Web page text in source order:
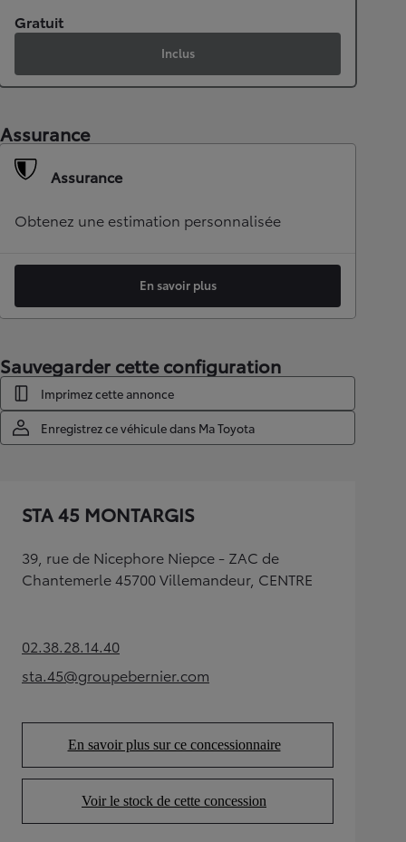
Gratuit
Inclus
Assurance
Assurance
Obtenez une estimation personnalisée
En savoir plus
Sauvegarder cette configuration
Imprimez cette annonce
Enregistrez ce véhicule dans Ma Toyota
STA 45 MONTARGIS
39, rue de Nicephore Niepce - ZAC de
Chantemerle 45700 Villemandeur, CENTRE
02.38.28.14.40(Opens in new tab)
sta.45@groupebernier.com
(Opens in new tab)
En savoir plus sur ce concessionnaire
(Opens in new tab)
Voir le stock de cette concession
(Opens in new tab)